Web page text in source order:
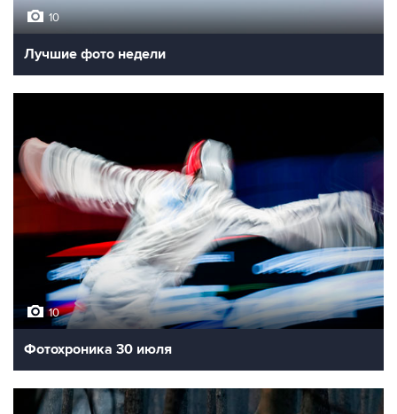
10
Лучшие фото недели
10
Фотохроника 30 июля